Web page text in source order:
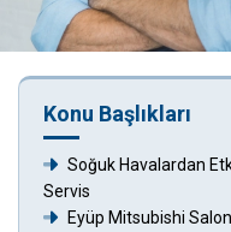
Konu Başlıkları
Soğuk Havalardan
Servis
Eyüp Mitsubishi